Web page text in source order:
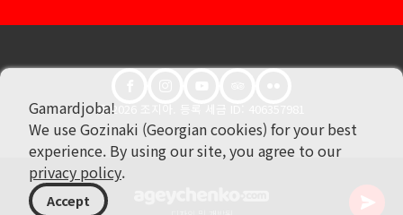
© 2026 조지아. 등록 세금 ID: 406357981
Gamardjoba!
We use Gozinaki (Georgian cookies) for your best
experience. By using our site, you agree to our
privacy policy.
Accept